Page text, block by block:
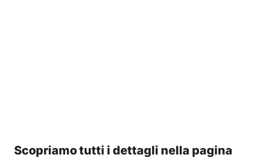
Scopriamo tutti i dettagli nella pagina